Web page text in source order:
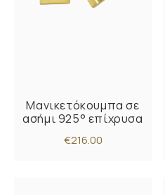
Μανικετόκουμπα σε
ασήμι 925° επίχρυσα
€216.00